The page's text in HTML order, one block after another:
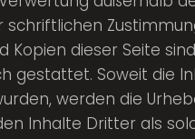
Kopien dieser Seite
gestattet. Soweit die
werden die
Inhalte Dritter als